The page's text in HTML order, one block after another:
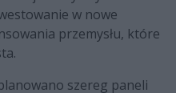
w nowe
przemysłu, które
szereg paneli